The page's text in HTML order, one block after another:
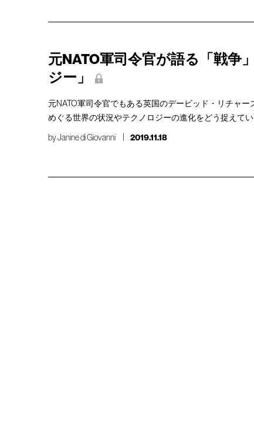
元NATO軍司令官が語る「戦争
ジー」
元NATO軍司令官でもある英国のデービッド・リチャー
めぐる世界の状況やテクノロジーの進化をどう捉えて
byJanine di Giovanni 2019.11.18